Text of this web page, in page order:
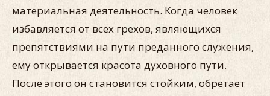
материальная деятельность. Когда человек
избавляется от всех грехов, являющихся
препятствиями на пути преданного служения,
ему открывается красота духовного пути.
После этого он становится стойким, обретает